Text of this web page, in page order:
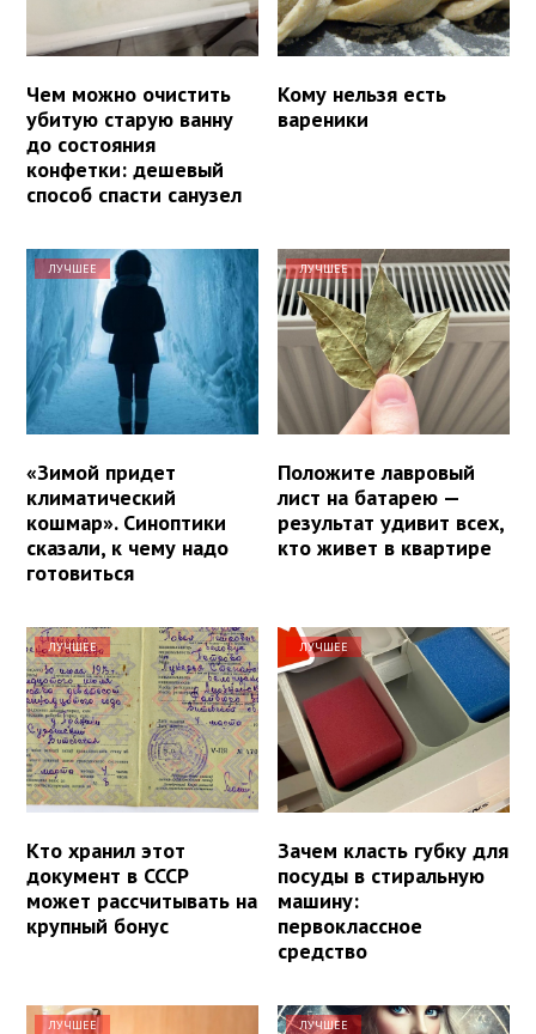
Чем можно очистить
убитую старую ванну
до состояния
конфетки: дешевый
способ спасти санузел
Кому нельзя есть
вареники
ЛУЧШЕЕ
«Зимой придет
климатический
кошмар». Синоптики
сказали, к чему надо
готовиться
ЛУЧШЕЕ
Положите лавровый
лист на батарею —
результат удивит всех,
кто живет в квартире
ЛУЧШЕЕ
Кто хранил этот
документ в СССР
может рассчитывать на
крупный бонус
ЛУЧШЕЕ
Зачем класть губку для
посуды в стиральную
машину:
первоклассное
средство
ЛУЧШЕЕ ЛУЧШЕЕ